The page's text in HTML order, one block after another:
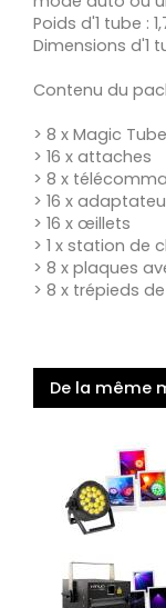
Poids d'1 tube :
Dimensions d'1
Contenu du
> 8 x Magic
> 16 x attaches
> 8 x
> 16 x
> 16 x œillets
> 1 x station de
> 8 x plaques
> 8 x trépieds
De la même